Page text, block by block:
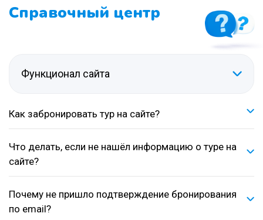
Справочный центр
Функционал сайта
Как забронировать тур на сайте?
Что делать, если не нашёл информацию о туре на
сайте?
Почему не пришло подтверждение бронирования
по email?